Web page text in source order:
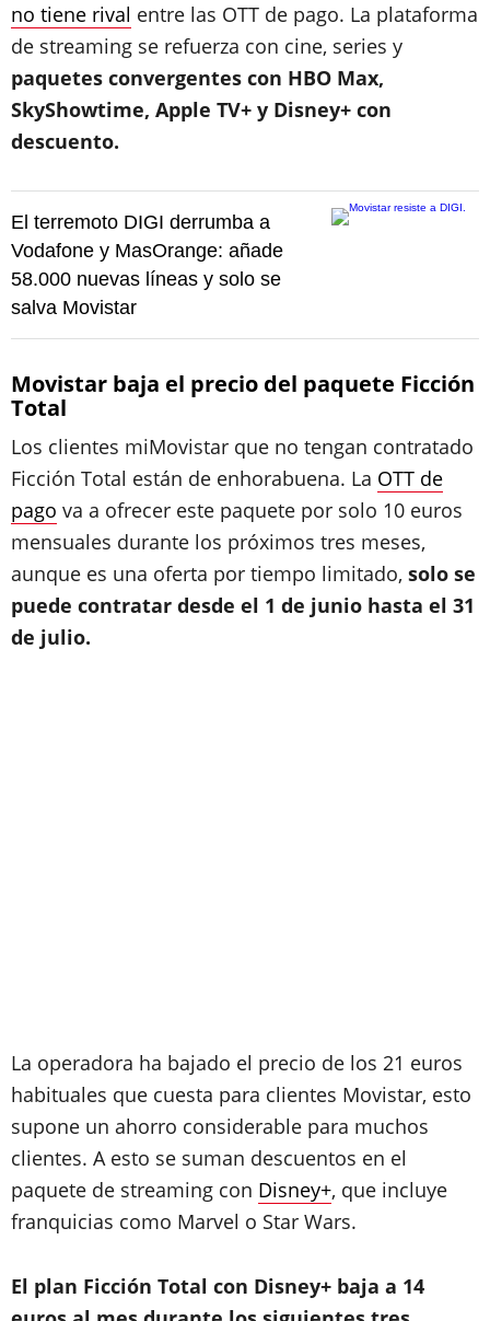
no tiene rival entre las OTT de pago. La plataforma
de streaming se refuerza con cine, series y
paquetes convergentes con HBO Max,
SkyShowtime, Apple TV+ y Disney+ con
descuento.
El terremoto DIGI derrumba a
Vodafone y MasOrange: añade
58.000 nuevas líneas y solo se
salva Movistar
Movistar baja el precio del paquete Ficción
Total
Los clientes miMovistar que no tengan contratado
Ficción Total están de enhorabuena. La OTT de
pago va a ofrecer este paquete por solo 10 euros
mensuales durante los próximos tres meses,
aunque es una oferta por tiempo limitado, solo se
puede contratar desde el 1 de junio hasta el 31
de julio.
La operadora ha bajado el precio de los 21 euros
habituales que cuesta para clientes Movistar, esto
supone un ahorro considerable para muchos
clientes. A esto se suman descuentos en el
paquete de streaming con Disney+, que incluye
franquicias como Marvel o Star Wars.
El plan Ficción Total con Disney+ baja a 14